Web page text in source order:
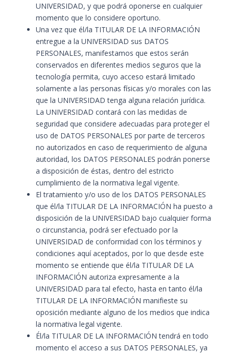
UNIVERSIDAD, y que podrá oponerse en cualquier
momento que lo considere oportuno.
Una vez que él/la TITULAR DE LA INFORMACIÓN
entregue a la UNIVERSIDAD sus DATOS
PERSONALES, manifestamos que estos serán
conservados en diferentes medios seguros que la
tecnología permita, cuyo acceso estará limitado
solamente a las personas físicas y/o morales con las
que la UNIVERSIDAD tenga alguna relación jurídica.
La UNIVERSIDAD contará con las medidas de
seguridad que considere adecuadas para proteger el
uso de DATOS PERSONALES por parte de terceros
no autorizados en caso de requerimiento de alguna
autoridad, los DATOS PERSONALES podrán ponerse
a disposición de éstas, dentro del estricto
cumplimiento de la normativa legal vigente.
El tratamiento y/o uso de los DATOS PERSONALES
que él/la TITULAR DE LA INFORMACIÓN ha puesto a
disposición de la UNIVERSIDAD bajo cualquier forma
o circunstancia, podrá ser efectuado por la
UNIVERSIDAD de conformidad con los términos y
condiciones aquí aceptados, por lo que desde este
momento se entiende que él/la TITULAR DE LA
INFORMACIÓN autoriza expresamente a la
UNIVERSIDAD para tal efecto, hasta en tanto él/la
TITULAR DE LA INFORMACIÓN manifieste su
oposición mediante alguno de los medios que indica
la normativa legal vigente.
Él/la TITULAR DE LA INFORMACIÓN tendrá en todo
momento el acceso a sus DATOS PERSONALES, ya